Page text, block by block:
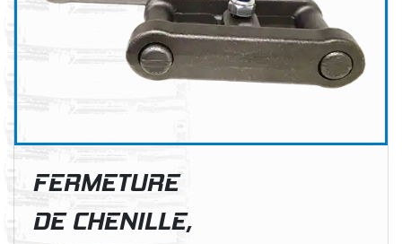
FERMETURE
DE CHENILLE,